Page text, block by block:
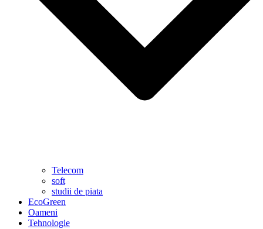
Telecom
soft
studii de piata
EcoGreen
Oameni
Tehnologie